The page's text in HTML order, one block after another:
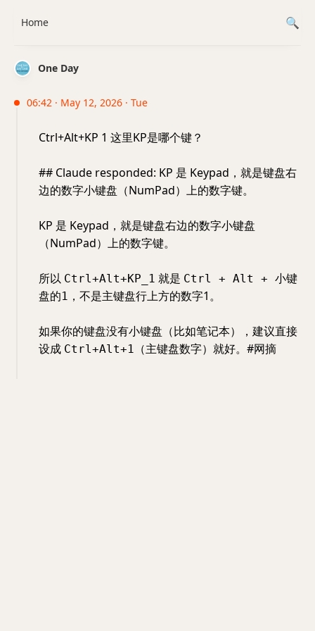
One Day
06:42 · May 12, 2026 · Tue
Ctrl+Alt+KP 1 这里KP是哪个键？
## Claude responded: KP 是 Keypad，就是键盘右
边的数字小键盘（NumPad）上的数字键。
KP 是 Keypad，就是键盘右边的数字小键盘
（NumPad）上的数字键。
所以 Ctrl+Alt+KP_1 就是 Ctrl + Alt + 小键
盘的1 ，不是主键盘行上方的数字1。
如果你的键盘没有小键盘（比如笔记本），建议直接
设成 Ctrl+Alt+1 （主键盘数字）就好。#网摘
Home